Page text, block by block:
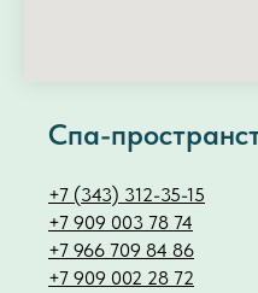
Спа-
+7 (343) 312-35-15
+7 909 003 78 74
+7 966 709 84 86
+7 909 002 28 72